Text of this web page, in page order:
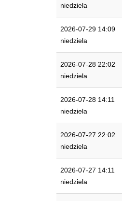
niedziela
2026-07-29 14:09
niedziela
2026-07-28 22:02
niedziela
2026-07-28 14:11
niedziela
2026-07-27 22:02
niedziela
2026-07-27 14:11
niedziela